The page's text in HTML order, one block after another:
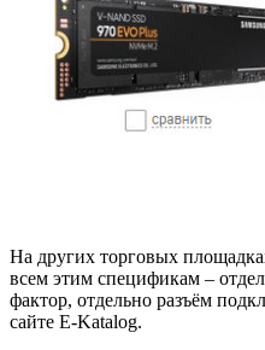
На других торговых
всем этим спецификам –
фактор, отдельно разъём
сайте E-Katalog.